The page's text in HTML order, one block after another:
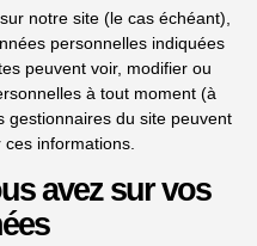
notre site (le cas échéant),
personnelles indiquées
peuvent voir, modifier ou
à tout moment (à
gestionnaires du site peuvent
informations.
avez sur vos